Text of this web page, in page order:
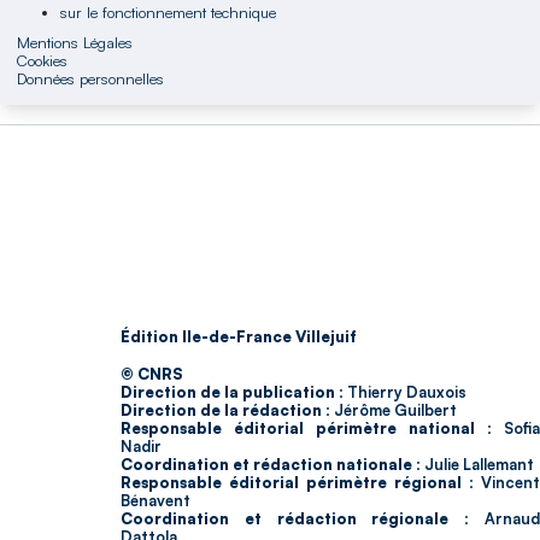
sur le fonctionnement technique
Mentions Légales
Cookies
Données personnelles
Édition Ile-de-France Villejuif
© CNRS
Direction de la publication : Thierry Dauxois
Direction de la rédaction : Jérôme Guilbert
Responsable éditorial périmètre national : Sofia
Nadir
Coordination et rédaction nationale : Julie Lallemant
Responsable éditorial périmètre régional : Vincent
Bénavent
Coordination et rédaction régionale : Arnaud